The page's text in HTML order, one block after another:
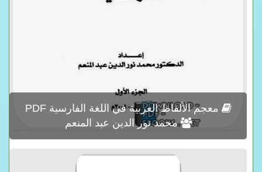
معجم الألفاظ العربية في اللغة الفارسية PDF
محمد نور الدين عبد المنعم